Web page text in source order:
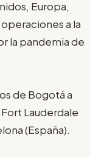
Europa,
a la
la pandemia de
de Bogotá a
Lauderdale
(España).